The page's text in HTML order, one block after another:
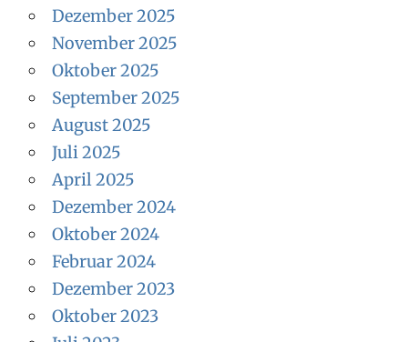
Dezember 2025
November 2025
Oktober 2025
September 2025
August 2025
Juli 2025
April 2025
Dezember 2024
Oktober 2024
Februar 2024
Dezember 2023
Oktober 2023